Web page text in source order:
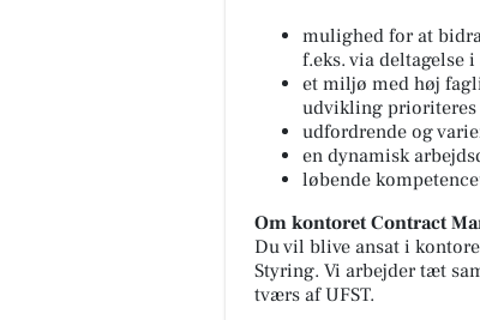
mulighed for at
f.eks. via deltagelse
et miljø med høj
udvikling prioriteres
udfordrende og
en dynamisk
løbende
Om kontoret Contract
Du vil blive ansat i
Styring. Vi arbejder tæt
tværs af UFST.